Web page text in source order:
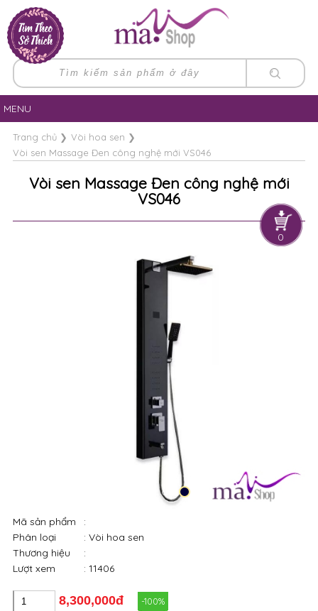
0
MENU
Trang chủ❯ Vòi hoa sen ❯
Vòi sen Massage Đen công nghệ mới VS046
Vòi sen Massage Đen công nghệ mới
VS046
Mã sản phẩm
:
Phân loại
: Vòi hoa sen
Thương hiệu
:
Lượt xem
: 11406
8,300,000đ -100%